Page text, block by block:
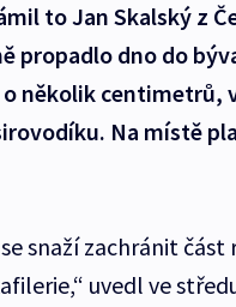
to Jan Skalský z
propadlo dno do
několik centimetrů,
Na místě
snaží zachránit část
uvedl ve